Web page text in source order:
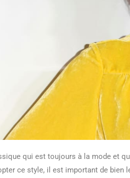
qui est toujours à la mode et
ce style, il est important de bien